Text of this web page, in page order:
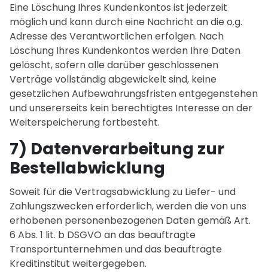
Eine Löschung Ihres Kundenkontos ist jederzeit
möglich und kann durch eine Nachricht an die o.g.
Adresse des Verantwortlichen erfolgen. Nach
Löschung Ihres Kundenkontos werden Ihre Daten
gelöscht, sofern alle darüber geschlossenen
Verträge vollständig abgewickelt sind, keine
gesetzlichen Aufbewahrungsfristen entgegenstehen
und unsererseits kein berechtigtes Interesse an der
Weiterspeicherung fortbesteht.
7) Datenverarbeitung zur
Bestellabwicklung
Soweit für die Vertragsabwicklung zu Liefer- und
Zahlungszwecken erforderlich, werden die von uns
erhobenen personenbezogenen Daten gemäß Art.
6 Abs. 1 lit. b DSGVO an das beauftragte
Transportunternehmen und das beauftragte
Kreditinstitut weitergegeben.